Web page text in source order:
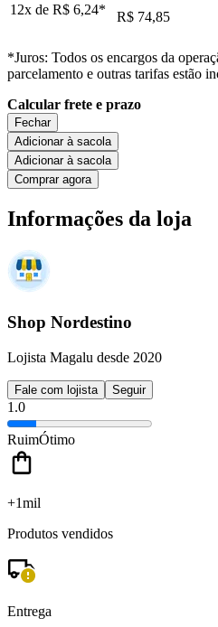
12x de R$ 6,24* R$ 74,85
*Juros: Todos os encargos da
parcelamento e outras tarifas estão
Calcular frete e prazo
Fechar
Adicionar à sacola
Adicionar à sacola
Comprar agora
Informações da loja
Shop Nordestino
Lojista Magalu desde 2020
Fale com lojista Seguir
1.0
RuimÓtimo
+1mil
Produtos vendidos
Entrega